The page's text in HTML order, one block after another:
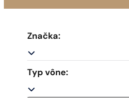
Značka:
Typ vône: